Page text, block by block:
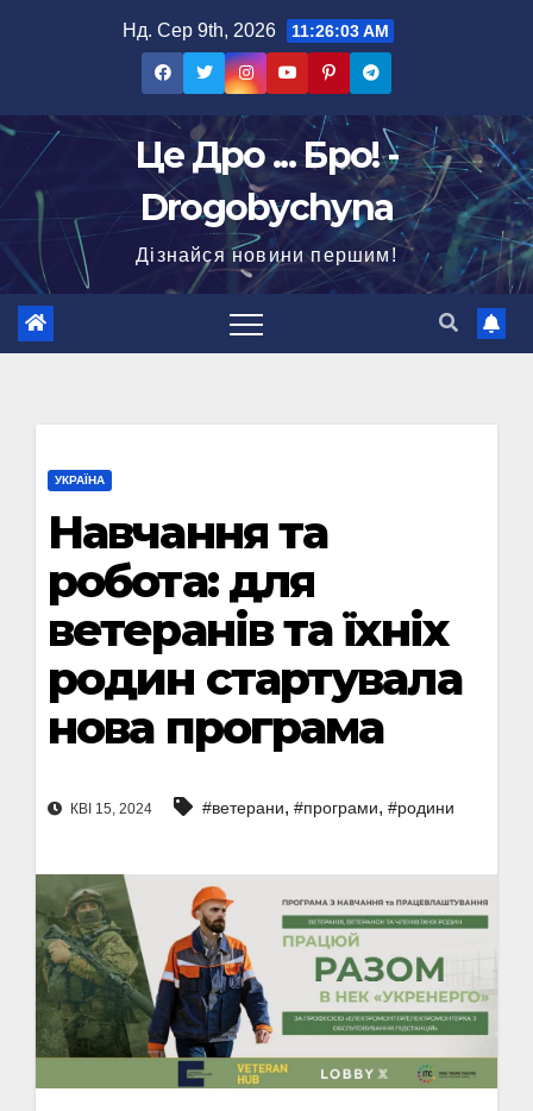
Нд. Сер 9th, 2026 11:26:04 AM
Це Дро ... Бро! -
Drogobychyna
Дізнайся новини першим!
УКРАЇНА
Навчання та
робота: для
ветеранів та їхніх
родин стартувала
нова програма
КВІ 15, 2024 #ветерани, #програми, #родини